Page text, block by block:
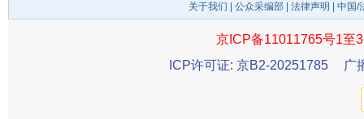
东山县通报“牛蛙产品抗生素超标问题” 法
关于我们 公众采编部 法律声明 | 中国
京ICP备11011765号1至
ICP许可证: 京B2-20251785
广